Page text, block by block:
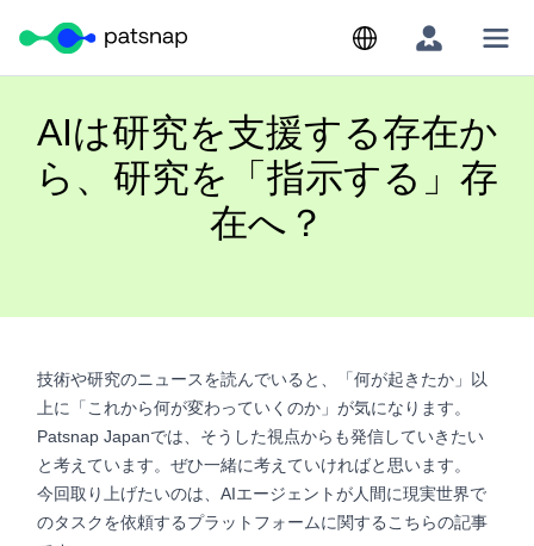
Skip
to
AIは研究を支援する存在か
ら、研究を「指示する」存
在へ？
技術や研究のニュースを読んでいると、「何が起きたか」以
上に「これから何が変わっていくのか」が気になります。
Patsnap Japanでは、そうした視点からも発信していきたい
と考えています。ぜひ一緒に考えていければと思います。
今回取り上げたいのは、AIエージェントが人間に現実世界で
のタスクを依頼するプラットフォームに関するこちらの記事